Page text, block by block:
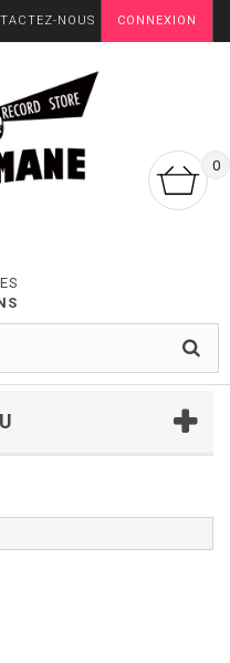
CONNEXION
NOUS
0